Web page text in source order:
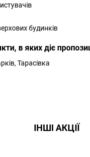
будинків
в яких діє
Тарасівка
ІНШІ АКЦІЇ